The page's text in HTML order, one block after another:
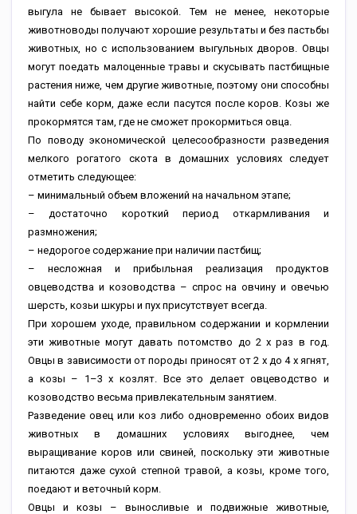
выгула не бывает высокой. Тем не менее, некоторые
животноводы получают хорошие результаты и без пастьбы
животных, но с использованием выгульных дворов. Овцы
могут поедать малоценные травы и скусывать пастбищные
растения ниже, чем другие животные, поэтому они способны
найти себе корм, даже если пасутся после коров. Козы же
прокормятся там, где не сможет прокормиться овца.
По поводу экономической целесообразности разведения
мелкого рогатого скота в домашних условиях следует
отметить следующее:
– минимальный объем вложений на начальном этапе;
– достаточно короткий период откармливания и
размножения;
– недорогое содержание при наличии пастбищ;
– несложная и прибыльная реализация продуктов
овцеводства и козоводства – спрос на овчину и овечью
шерсть, козьи шкуры и пух присутствует всегда.
При хорошем уходе, правильном содержании и кормлении
эти животные могут давать потомство до 2 х раз в год.
Овцы в зависимости от породы приносят от 2 х до 4 х ягнят,
а козы – 1–3 х козлят. Все это делает овцеводство и
козоводство весьма привлекательным занятием.
Разведение овец или коз либо одновременно обоих видов
животных в домашних условиях выгоднее, чем
выращивание коров или свиней, поскольку эти животные
питаются даже сухой степной травой, а козы, кроме того,
поедают и веточный корм.
Овцы и козы – выносливые и подвижные животные,